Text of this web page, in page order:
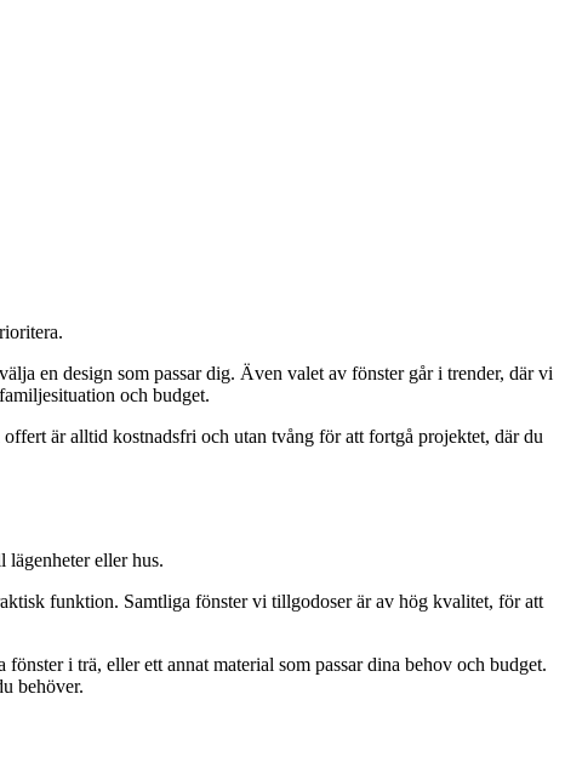
en design som passar dig. Även valet av fönster går i trender, där vi
och budget.
är alltid kostnadsfri och utan tvång för att fortgå projektet, där du
eller hus.
funktion. Samtliga fönster vi tillgodoser är av hög kvalitet, för att
i trä, eller ett annat material som passar dina behov och budget.
behöver.